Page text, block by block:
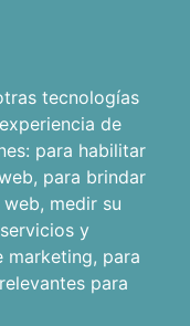
tecnologías
de
para habilitar
, para brindar
web, medir su
y
marketing, para
para